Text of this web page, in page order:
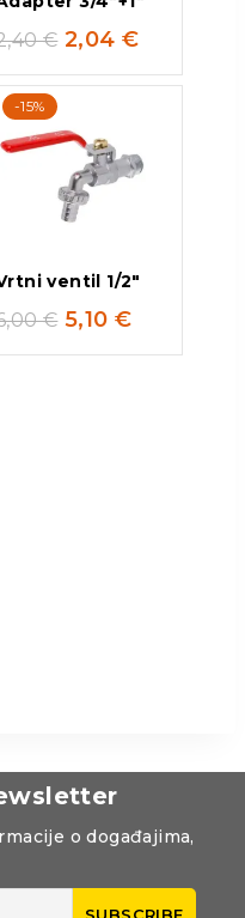
€ 2,04 €
-15%
ventil 1/2″
€ 5,10 €
o događajima,